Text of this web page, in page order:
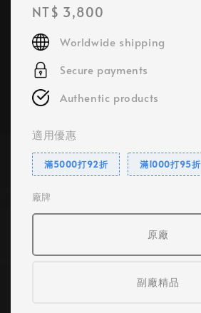
Regular
price
NT$ 3,800
Worldwide shipping
Secure payments
Authentic products
適用優惠
滿5000打92折 滿1000打95折
廠牌
原廠
副廠精品